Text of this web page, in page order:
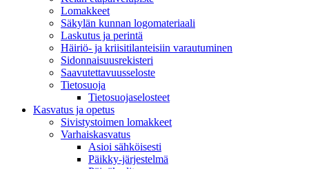
Lomakkeet
Säkylän kunnan logomateriaali
Laskutus ja perintä
Häiriö- ja kriisitilanteisiin varautuminen
Sidonnaisuusrekisteri
Saavutettavuusseloste
Tietosuoja
Tietosuojaselosteet
Kasvatus ja opetus
Sivistystoimen lomakkeet
Varhaiskasvatus
Asioi sähköisesti
Päikky-järjestelmä